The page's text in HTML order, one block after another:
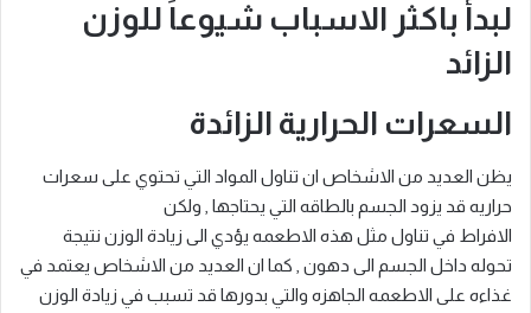
لبدأ باكثر الاسباب شيوعاً للوزن
الزائد
السعرات الحرارية الزائدة
يظن العديد من الاشخاص ان تناول المواد التي تحتوي على سعرات
حراريه قد يزود الجسم بالطاقه التي يحتاجها , ولكن
الافراط في تناول مثل هذه الاطعمه يؤدي الى زيادة الوزن نتيجة
تحوله داخل الجسم الى دهون , كما ان العديد من الاشخاص يعتمد في
غذاءه على الاطعمه الجاهزه والتي بدورها قد تسبب في زيادة الوزن